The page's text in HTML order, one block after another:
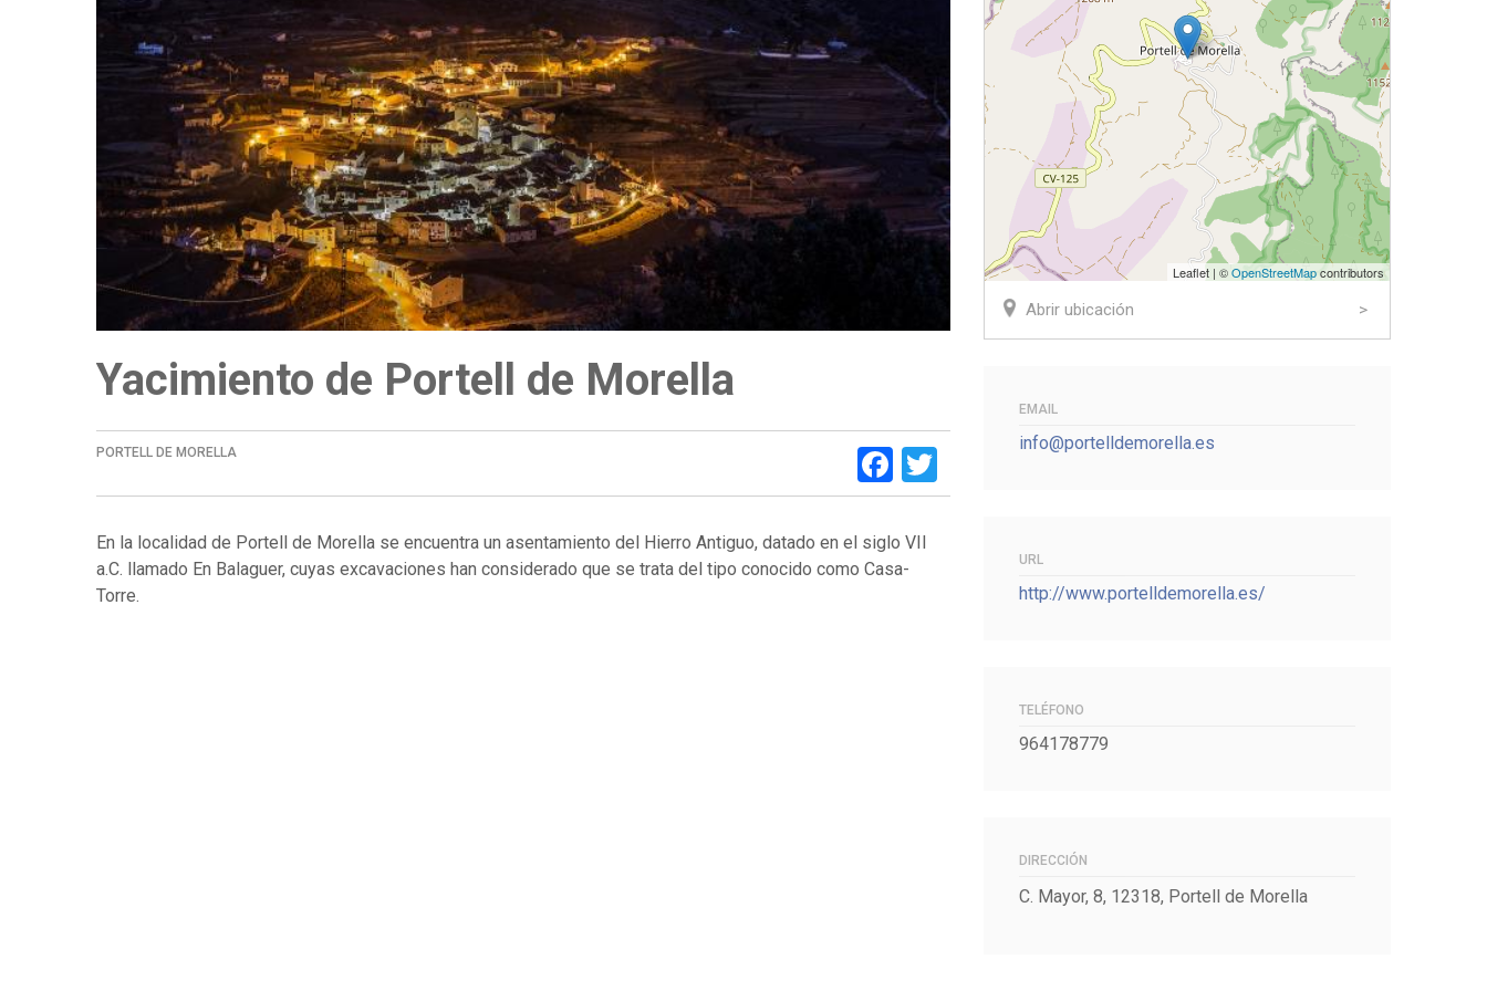
la
navegación
Yacimiento de Portell de Morella
PORTELL DE MORELLA Facebook
Twitter
En la localidad de Portell de Morella se encuentra un asentamiento del Hierro Antiguo, datado en el siglo VII
a.C. llamado En Balaguer, cuyas excavaciones han considerado que se trata del tipo conocido como Casa-
Torre.
Leaflet | ©OpenStreetMapcontributors
Abrir ubicación
EMAIL
info@portelldemorella.es
URL
http://www.portelldemorella.es/
TELÉFONO
964178779
DIRECCIÓN
C. Mayor, 8, 12318, Portell de Morella